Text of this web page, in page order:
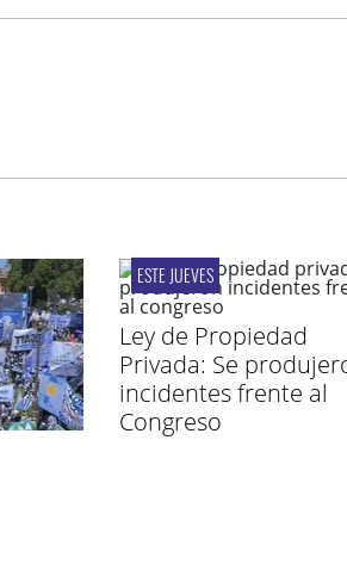
ESTE JUEVES
Ley de Propiedad
Privada: Se
incidentes frente al
Congreso